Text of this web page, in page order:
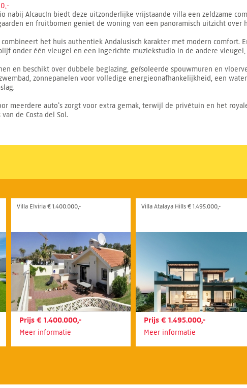
nabij Alcaucín biedt deze uitzonderlijke vrijstaande villa een zeldzame
en fruitbomen geniet de woning van een panoramisch uitzicht over
het huis authentiek Andalusisch karakter met modern comfort.
onder één vleugel en een ingerichte muziekstudio in de andere
en beschikt over dubbele beglazing, geïsoleerde spouwmuren en
zonnepanelen voor volledige energieonafhankelijkheid, een
meerdere auto’s zorgt voor extra gemak, terwijl de privétuin en het
de Costa del Sol.
Villa Elviria € 1.400.000,-
Prijs € 1.400.000,-
Meer informatie
Villa Atalaya Hills € 1.495.000,-
Prijs € 1.495.000,-
Meer informatie